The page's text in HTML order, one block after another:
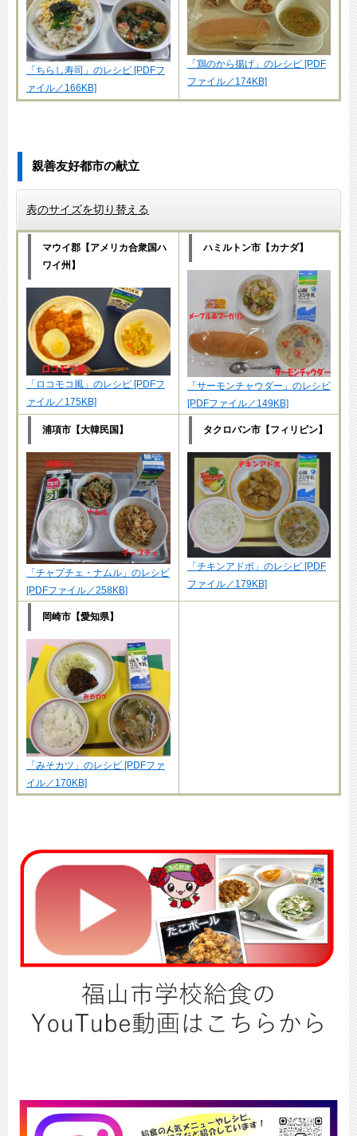
「ちらし寿司」のレシピ [PDFフ
ァイル／166KB]
「鶏のから揚げ」のレシピ [PDF
ファイル／174KB]
親善友好都市の献立
表のサイズを切り替える
マウイ郡【アメリカ合衆国ハ
ワイ州】
「ロコモコ風」のレシピ [PDFフ
ァイル／175KB]
ハミルトン市【カナダ】
「サーモンチャウダー」のレシピ
[PDFファイル／149KB]
浦項市【大韓民国】
「チャプチェ・ナムル」のレシピ
[PDFファイル／258KB]
タクロバン市【フィリピン】
「チキンアドボ」のレシピ [PDF
ファイル／179KB]
岡崎市【愛知県】
「みそカツ」のレシピ [PDFファ
イル／170KB]